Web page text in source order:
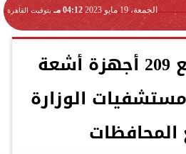
الجمعة، 19 مايو 2023 04:12 مـ بتوقيت القاهرة
الصحة: توزيع 209 أجهزة أشعة
الوزارة
المحافظات